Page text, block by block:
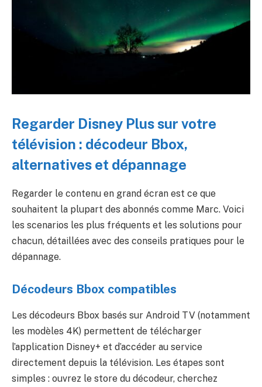
Regarder Disney Plus sur votre
télévision : décodeur Bbox,
alternatives et dépannage
Regarder le contenu en grand écran est ce que
souhaitent la plupart des abonnés comme Marc. Voici
les scenarios les plus fréquents et les solutions pour
chacun, détaillées avec des conseils pratiques pour le
dépannage.
Décodeurs Bbox compatibles
Les décodeurs Bbox basés sur Android TV (notamment
les modèles 4K) permettent de télécharger
l’application Disney+ et d’accéder au service
directement depuis la télévision. Les étapes sont
simples : ouvrez le store du décodeur, cherchez